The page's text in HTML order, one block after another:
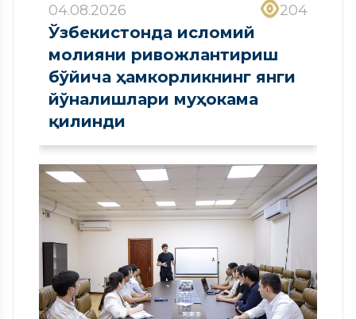
04.08.2026 204
Ўзбекистонда исломий
молияни ривожлантириш
бўйича ҳамкорликнинг янги
йўналишлари муҳокама
қилинди